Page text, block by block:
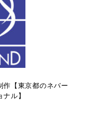
【東京都のネバー
ル】